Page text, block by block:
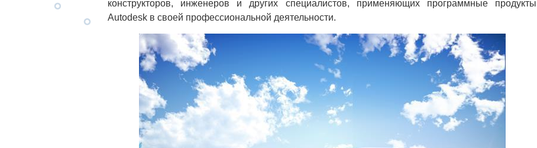
конструкторов, инженеров и других специалистов, применяющих программные продукты
Autodesk в своей профессиональной деятельности.